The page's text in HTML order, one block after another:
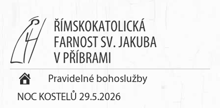
Pravidelné bohoslužby
NOC KOSTELŮ 29.5.2026